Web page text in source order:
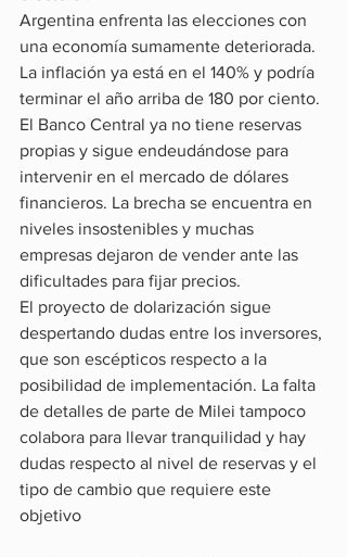
Argentina enfrenta las elecciones con
una economía sumamente deteriorada.
La inflación ya está en el 140% y podría
terminar el año arriba de 180 por ciento.
El Banco Central ya no tiene reservas
propias y sigue endeudándose para
intervenir en el mercado de dólares
financieros. La brecha se encuentra en
niveles insostenibles y muchas
empresas dejaron de vender ante las
dificultades para fijar precios.
El proyecto de dolarización sigue
despertando dudas entre los inversores,
que son escépticos respecto a la
posibilidad de implementación. La falta
de detalles de parte de Milei tampoco
colabora para llevar tranquilidad y hay
dudas respecto al nivel de reservas y el
tipo de cambio que requiere este
objetivo